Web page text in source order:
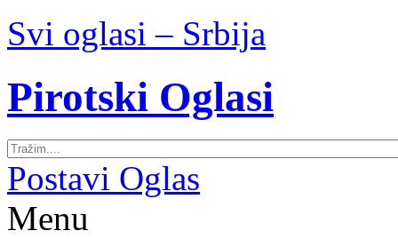
Svi oglasi – Srbija
Pirotski Oglasi
Postavi Oglas
Menu